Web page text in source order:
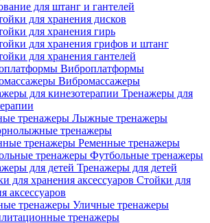
для штанг и гантелей
для хранения дисков
для хранения гирь
для хранения грифов и штанг
для хранения гантелей
Виброплатформы
Вибромассажеры
Тренажеры для
Лыжные тренажеры
тренажеры
Ременные тренажеры
Футбольные тренажеры
Тренажеры для детей
Стойки для
аксессуаров
Уличные тренажеры